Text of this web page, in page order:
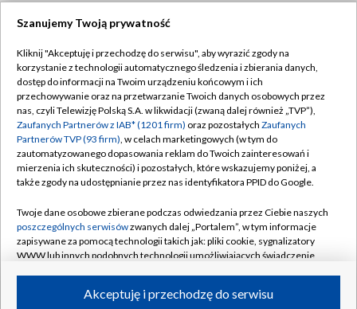
TVP
Abonament TVP
Emisja w TVP
Centrum informacji TVP
Naziemna Telewizja Cyfrowa
Rada Programowa
System NOS
Informacje o nadawcy
Program dla prasy
Regulamin TVP
Polityka prywatności
Moje zgody
Pomoc
Kontakt
Kanały
Szanujemy Twoją prywatność
Kliknij "Akceptuję i przechodzę do serwisu", aby wyrazić zgody na
korzystanie z technologii automatycznego śledzenia i zbierania danych,
dostęp do informacji na Twoim urządzeniu końcowym i ich
przechowywanie oraz na przetwarzanie Twoich danych osobowych przez
nas, czyli Telewizję Polską S.A. w likwidacji (zwaną dalej również „TVP”),
Zaufanych Partnerów z IAB* (1201 firm) oraz pozostałych Zaufanych
Partnerów TVP (93 firm), w celach marketingowych (w tym do
zautomatyzowanego dopasowania reklam do Twoich zainteresowań i
mierzenia ich skuteczności) i pozostałych, które wskazujemy poniżej, a
także zgody na udostępnianie przez nas identyfikatora PPID do Google.
Twoje dane osobowe zbierane podczas odwiedzania przez Ciebie naszych
poszczególnych serwisówzwanych dalej „Portalem”, w tym informacje
zapisywane za pomocą technologii takich jak: pliki cookie, sygnalizatory
WWW lub innych podobnych technologii umożliwiających świadczenie
ruchu w Internecie.Akceptuję i przechodzę do serwisu